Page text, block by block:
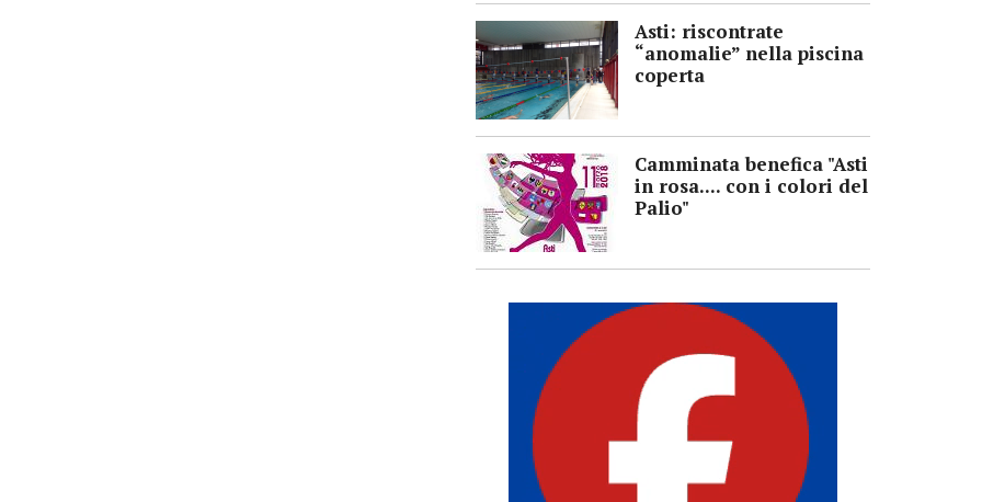
Asti: riscontrate
“anomalie” nella piscina
coperta
Camminata benefica "Asti
in rosa.... con i colori del
Palio"